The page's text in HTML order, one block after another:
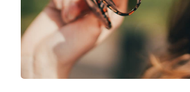
Вес:
Регулируемые носоупоры:
Аксессуары
Футляр: